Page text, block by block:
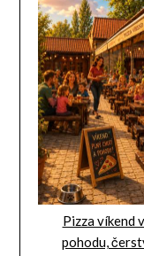
Pizza víkend
pohodu,